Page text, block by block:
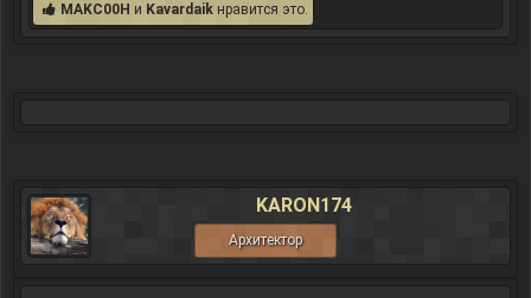
MAKC00H и Kavardaik нравится это.
KARON174
Архитектор